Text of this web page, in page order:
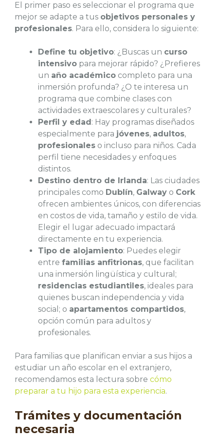
El primer paso es seleccionar el programa que
mejor se adapte a tus objetivos personales y
profesionales. Para ello, considera lo siguiente:
Define tu objetivo: ¿Buscas un curso
intensivo para mejorar rápido? ¿Prefieres
un año académico completo para una
inmersión profunda? ¿O te interesa un
programa que combine clases con
actividades extraescolares y culturales?
Perfil y edad: Hay programas diseñados
especialmente para jóvenes, adultos,
profesionales o incluso para niños. Cada
perfil tiene necesidades y enfoques
distintos.
Destino dentro de Irlanda: Las ciudades
principales como Dublín, Galway o Cork
ofrecen ambientes únicos, con diferencias
en costos de vida, tamaño y estilo de vida.
Elegir el lugar adecuado impactará
directamente en tu experiencia.
Tipo de alojamiento: Puedes elegir
entre familias anfitrionas, que facilitan
una inmersión lingüística y cultural;
residencias estudiantiles, ideales para
quienes buscan independencia y vida
social; o apartamentos compartidos,
opción común para adultos y
profesionales.
Para familias que planifican enviar a sus hijos a
estudiar un año escolar en el extranjero,
recomendamos esta lectura sobre cómo
preparar a tu hijo para esta experiencia.
Trámites y documentación
necesaria